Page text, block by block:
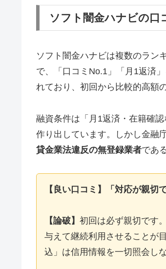
ソフト闇金ハナビの口
ソフト闇金ハナビは複数のラン
で、「口コミNo.1」「月1返済
れており、初回から比較的高額
融資条件は「月1返済・在籍確
作り出しています。しかし金融
貸金業法違反の無登録業者であ
【良い口コミ】「対応が親切
【論破】 初回は必ず親切です
与えて継続利用させることが
込」は信用情報を一切照会し